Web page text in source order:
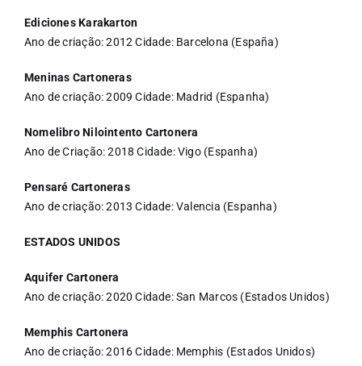
Ediciones Karakarton
Ano de criação: 2012 Cidade: Barcelona (España)
Meninas Cartoneras
Ano de criação: 2009 Cidade: Madrid (Espanha)
Nomelibro Nilointento Cartonera
Ano de Criação: 2018 Cidade: Vigo (Espanha)
Pensaré Cartoneras
Ano de criação: 2013 Cidade: Valencia (Espanha)
ESTADOS UNIDOS
Aquifer Cartonera
Ano de criação: 2020 Cidade: San Marcos (Estados Unidos)
Memphis Cartonera
Ano de criação: 2016 Cidade: Memphis (Estados Unidos)